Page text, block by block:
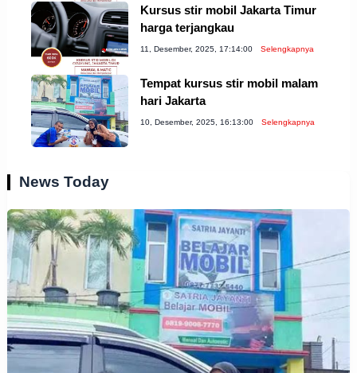
Kursus stir mobil Jakarta Timur
harga terjangkau
11, Desember, 2025, 17:14:00 Selengkapnya
Tempat kursus stir mobil malam
hari Jakarta
10, Desember, 2025, 16:13:00 Selengkapnya
News Today